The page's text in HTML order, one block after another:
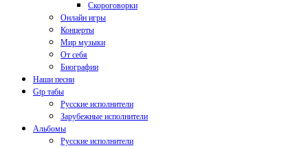
Скороговорки
Онлайн игры
Концерты
Мир музыки
От себя
Биографии
Наши песни
Gtp табы
Русские исполнители
Зарубежные исполнители
Альбомы
Русские исполнители